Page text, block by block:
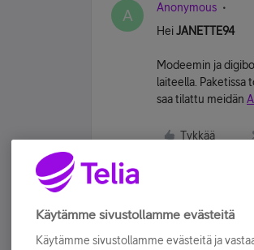
A Anonymous
HeiJANETTE94
Modeemin ja
laiteella.
saa tilattu meidän
Tykkää
Käytämme sivustollamme evästeitä
Käytämme sivustollamme evästeitä ja